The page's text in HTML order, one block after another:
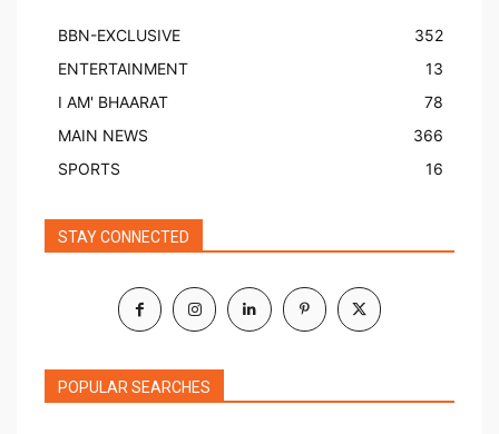
BBN-EXCLUSIVE
352
ENTERTAINMENT
13
I AM' BHAARAT
78
MAIN NEWS
366
SPORTS
16
STAY CONNECTED
POPULAR SEARCHES